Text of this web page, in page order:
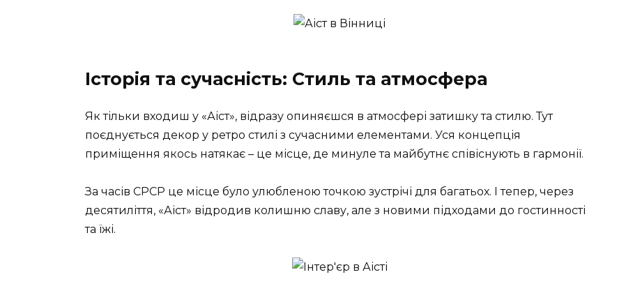
Історія та сучасність: Стиль та атмосфера
Як тільки входиш у «Аіст», відразу опиняєшся в атмосфері затишку та стилю. Тут
поєднується декор у ретро стилі з сучасними елементами. Уся концепція
приміщення якось натякає – це місце, де минуле та майбутнє співіснують в гармонії.
За часів СРСР це місце було улюбленою точкою зустрічі для багатьох. І тепер, через
десятиліття, «Аіст» відродив колишню славу, але з новими підходами до гостинності
та їжі.